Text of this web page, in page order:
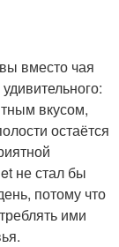
вместо чая
вкусом,
остаётся
не стал бы
потому что
ими